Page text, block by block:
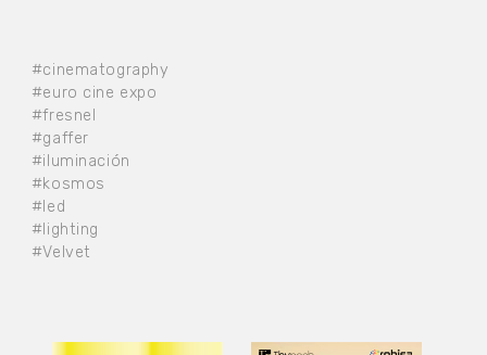
#cinematography
#euro cine expo
#fresnel
#gaffer
#iluminación
#kosmos
#led
#lighting
#Velvet